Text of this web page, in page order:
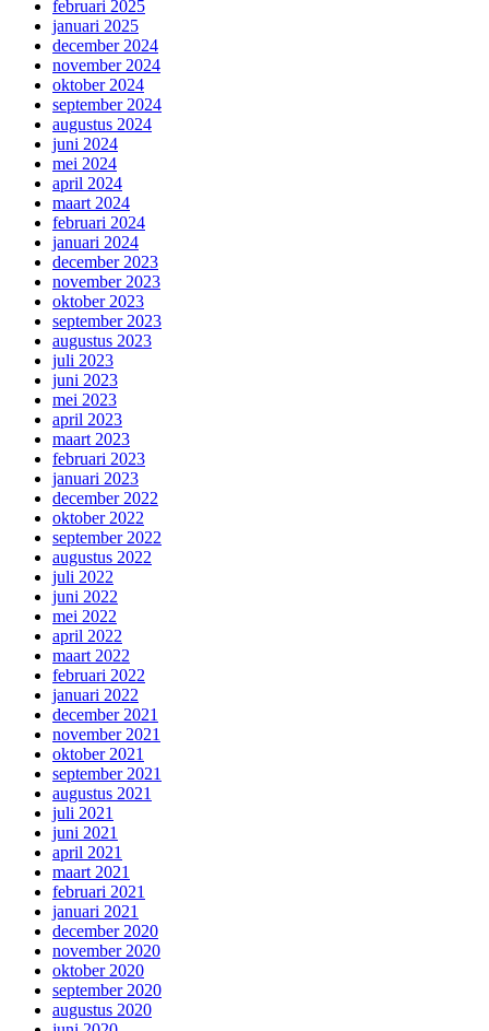
februari 2025
januari 2025
december 2024
november 2024
oktober 2024
september 2024
augustus 2024
juni 2024
mei 2024
april 2024
maart 2024
februari 2024
januari 2024
december 2023
november 2023
oktober 2023
september 2023
augustus 2023
juli 2023
juni 2023
mei 2023
april 2023
maart 2023
februari 2023
januari 2023
december 2022
oktober 2022
september 2022
augustus 2022
juli 2022
juni 2022
mei 2022
april 2022
maart 2022
februari 2022
januari 2022
december 2021
november 2021
oktober 2021
september 2021
augustus 2021
juli 2021
juni 2021
april 2021
maart 2021
februari 2021
januari 2021
december 2020
november 2020
oktober 2020
september 2020
augustus 2020